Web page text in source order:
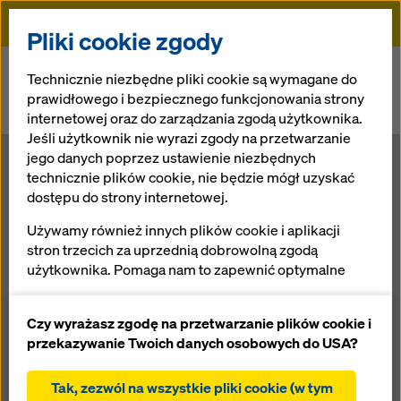
Doka
Ekstremalny zawsze bezpieczny – kolejny cykl imprez Downhill City
Tour z Doka
Ekstremalny
zawsze
bezpieczny –
kolejny cykl
imprez
Pliki cookie zgody
Technicznie niezbędne pliki cookie są wymagane do
prawidłowego i bezpiecznego funkcjonowania strony
internetowej oraz do zarządzania zgodą użytkownika.
Jeśli użytkownik nie wyrazi zgody na przetwarzanie
jego danych poprzez ustawienie niezbędnych
technicznie plików cookie, nie będzie mógł uzyskać
dostępu do strony internetowej.
Używamy również innych plików cookie i aplikacji
stron trzecich za uprzednią dobrowolną zgodą
użytkownika. Pomaga nam to zapewnić optymalne
ciągłe ulepszanie funkcjonalności naszej strony
internetowej (funkcjonalne i statystyczne pliki
ułatwienie sprawnego procesu zakupu podczas
Czy wyrażasz zgodę na przetwarzanie plików cookie i
przekazywanie Twoich danych osobowych do USA?
Tak, zezwól na wszystkie pliki cookie (w tym